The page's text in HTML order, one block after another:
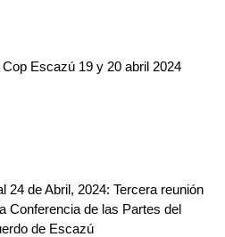
Cop Escazú 19 y 20 abril 2024
24 de Abril, 2024: Tercera reunión
Conferencia de las Partes del
de Escazú